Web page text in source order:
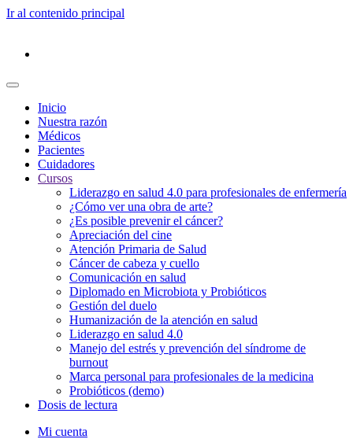
Ir al contenido principal
Inicio
Nuestra razón
Médicos
Pacientes
Cuidadores
Cursos
Liderazgo en salud 4.0 para profesionales de enfermería
¿Cómo ver una obra de arte?
¿Es posible prevenir el cáncer?
Apreciación del cine
Atención Primaria de Salud
Cáncer de cabeza y cuello
Comunicación en salud
Diplomado en Microbiota y Probióticos
Gestión del duelo
Humanización de la atención en salud
Liderazgo en salud 4.0
Manejo del estrés y prevención del síndrome de
burnout
Marca personal para profesionales de la medicina
Probióticos (demo)
Dosis de lectura
Mi cuenta